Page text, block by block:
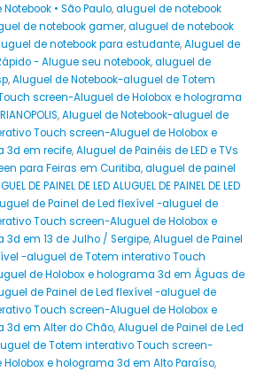
• São Paulo,aluguel de notebook
de notebook gamer,aluguel de notebook
de notebook para estudante,Aluguel de
- Alugue seu notebook,aluguel de
,Aluguel de Notebook-aluguel de Totem
screen-Aluguel de Holobox e holograma
,Aluguel de Notebook-aluguel de
Touch screen-Aluguel de Holobox e
3d em recife,Aluguel de Painéis de LED e TVs
para Feiras em Curitiba,aluguel de painel
DE PAINEL DE LED ALUGUEL DE PAINEL DE LED
de Painel de Led flexível -aluguel de
Touch screen-Aluguel de Holobox e
3d em 13 de Julho / Sergipe,Aluguel de Painel
-aluguel de Totem interativo Touch
de Holobox e holograma 3d em Águas de
de Painel de Led flexível -aluguel de
Touch screen-Aluguel de Holobox e
3d em Alter do Chão,Aluguel de Painel de Led
de Totem interativo Touch screen-
Holobox e holograma 3d em Alto Paraíso,